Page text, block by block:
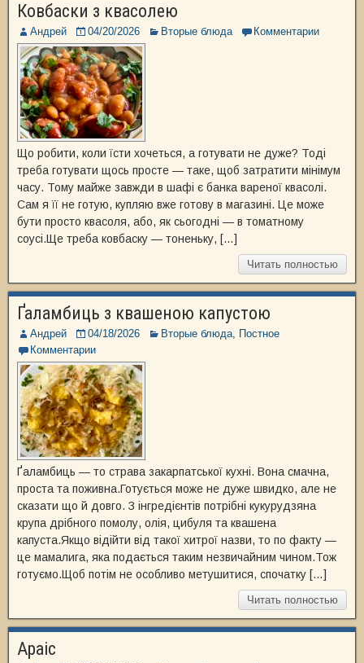
Ковбаски з квасолею
Андрей 04/20/2026 Вторые блюда Комментарии
Що робити, коли їсти хочеться, а готувати не дуже? Тоді
треба готувати щось просте — таке, щоб затратити мінімум
часу. Тому майже завжди в шафі є банка вареної квасолі.
Сам я її не готую, купляю вже готову в магазині. Це може
бути просто квасоля, або, як сьогодні — в томатному
соусі.Ще треба ковбаску — тоненьку, […]
Читать полностью
Ґаламбиць з квашеною капустою
Андрей 04/18/2026 Вторые блюда, Постное
Комментарии
Ґаламбиць — то страва закарпатської кухні. Вона смачна,
проста та поживна.Готується може не дуже швидко, але не
сказати що й довго. З інгредієнтів потрібні кукурудзяна
крупа дрібного помолу, олія, цибуля та квашена
капуста.Якщо відійти від такої хитрої назви, то по факту —
це мамалига, яка подається таким незвичайним чином.Тож
готуємо.Щоб потім не особливо метушитися, спочатку […]
Читать полностью
Араіс